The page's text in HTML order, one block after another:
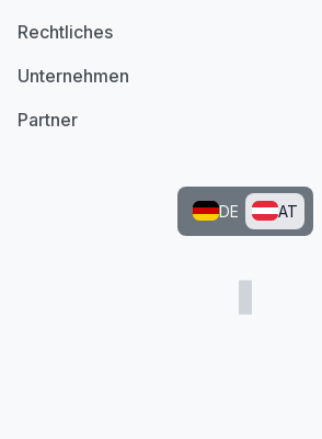
Rechtliches
Unternehmen
Partner
DE AT